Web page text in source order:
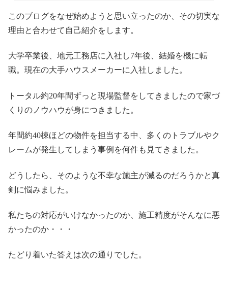
このブログをなぜ始めようと思い立ったのか、その切実な
理由と合わせて自己紹介をします。
大学卒業後、地元工務店に入社し7年後、結婚を機に転
職。現在の大手ハウスメーカーに入社しました。
トータル約20年間ずっと現場監督をしてきましたので家づ
くりのノウハウが身につきました。
年間約40棟ほどの物件を担当する中、多くのトラブルやク
レームが発生してしまう事例を何件も見てきました。
どうしたら、そのような不幸な施主が減るのだろうかと真
剣に悩みました。
私たちの対応がいけなかったのか、施工精度がそんなに悪
かったのか・・・
たどり着いた答えは次の通りでした。